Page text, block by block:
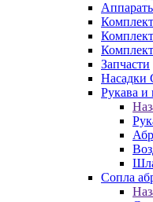
Запчасти
Насадки
Рукава
Сопла